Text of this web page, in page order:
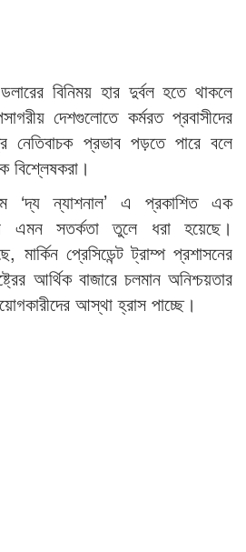
ডলারের বিনিময় হার দুর্বল হতে থাকলে
দেশগুলোতে কর্মরত প্রবাসীদের
নেতিবাচক প্রভাব পড়তে পারে বলে
বিশ্লেষকরা।
‘দ্য ন্যাশনাল’ এ প্রকাশিত এক
এমন সতর্কতা তুলে ধরা হয়েছে।
মার্কিন প্রেসিডেন্ট ট্রাম্প প্রশাসনের
আর্থিক বাজারে চলমান অনিশ্চয়তার
আস্থা হ্রাস পাচ্ছে।